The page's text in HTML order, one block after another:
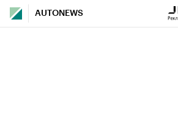
AUTONEWS